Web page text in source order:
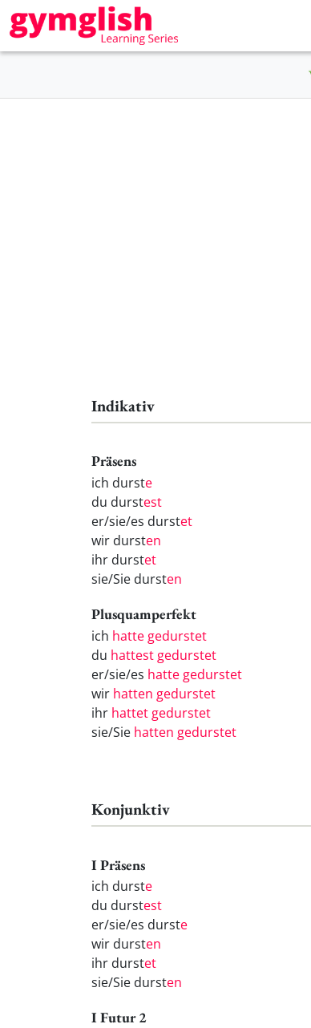
Indikativ
Präsens
ich durste
du durstest
er/sie/es durstet
wir dursten
ihr durstet
sie/Sie dursten
Plusquamperfekt
ich hatte gedurstet
du hattest gedurstet
er/sie/es hatte gedurstet
wir hatten gedurstet
ihr hattet gedurstet
sie/Sie hatten gedurstet
Konjunktiv
I Präsens
ich durste
du durstest
er/sie/es durste
wir dursten
ihr durstet
sie/Sie dursten
I Futur 2